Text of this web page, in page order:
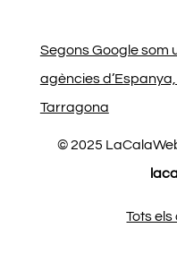
Segons Google som
agències
Tarragona
© 2025
Tots